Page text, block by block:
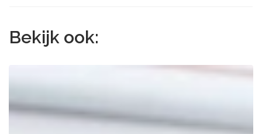
Bekijk ook: